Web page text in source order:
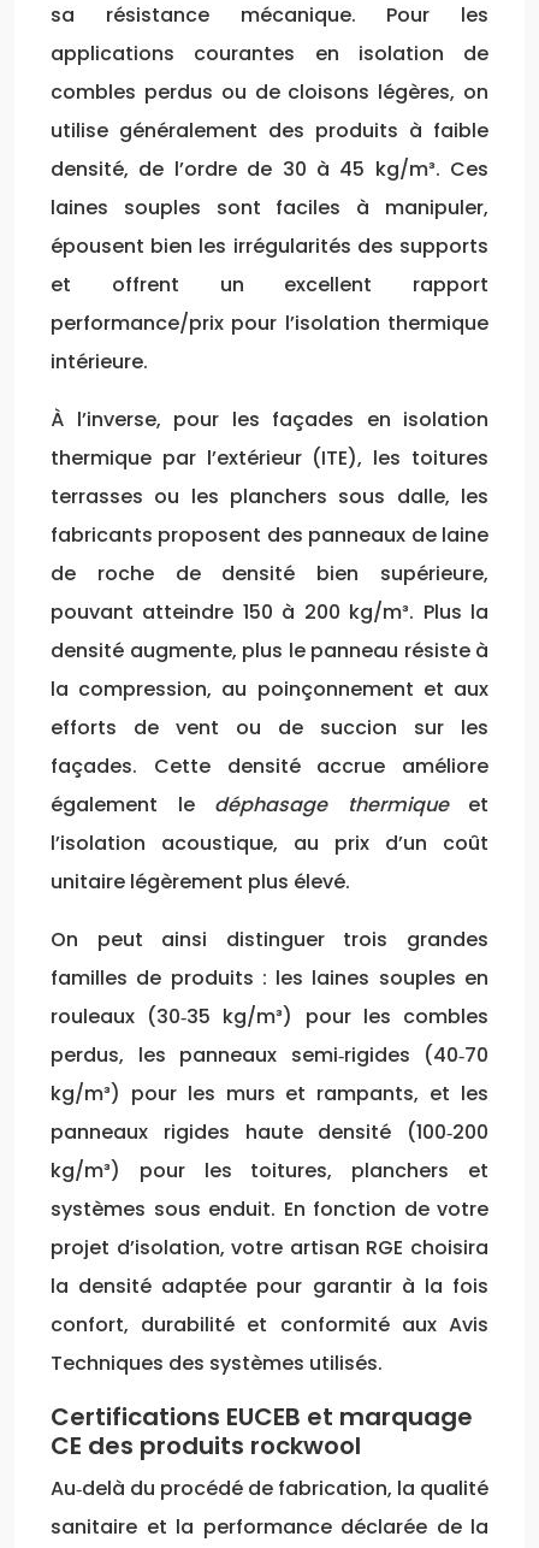
sa résistance mécanique. Pour les
applications courantes en isolation de
combles perdus ou de cloisons légères, on
utilise généralement des produits à faible
densité, de l’ordre de 30 à 45 kg/m³. Ces
laines souples sont faciles à manipuler,
épousent bien les irrégularités des supports
et offrent un excellent rapport
performance/prix pour l’isolation thermique
intérieure.
À l’inverse, pour les façades en isolation
thermique par l’extérieur (ITE), les toitures
terrasses ou les planchers sous dalle, les
fabricants proposent des panneaux de laine
de roche de densité bien supérieure,
pouvant atteindre 150 à 200 kg/m³. Plus la
densité augmente, plus le panneau résiste à
la compression, au poinçonnement et aux
efforts de vent ou de succion sur les
façades. Cette densité accrue améliore
également le déphasage thermiqueet
l’isolation acoustique, au prix d’un coût
unitaire légèrement plus élevé.
On peut ainsi distinguer trois grandes
familles de produits : les laines souples en
rouleaux (30‑35 kg/m³) pour les combles
perdus, les panneaux semi‑rigides (40‑70
kg/m³) pour les murs et rampants, et les
panneaux rigides haute densité (100‑200
kg/m³) pour les toitures, planchers et
systèmes sous enduit. En fonction de votre
projet d’isolation, votre artisan RGE choisira
la densité adaptée pour garantir à la fois
confort, durabilité et conformité aux Avis
Techniques des systèmes utilisés.
Certifications EUCEB et marquage
CE des produits rockwool
Au‑delà du procédé de fabrication, la qualité
sanitaire et la performance déclarée de la